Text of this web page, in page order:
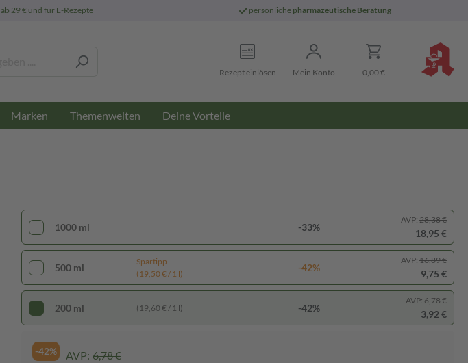
ab 29 € und für E-Rezepte persönliche pharmazeutische Beratung
Rezept einlösen Mein Konto 0,00 €
Marken Themenwelten Deine Vorteile
1000 ml -33%
AVP: 28,38 €
18,95 €
500 ml
Spartipp
(19,50 € / 1 l)
-42%
AVP: 16,89 €
9,75 €
200 ml (19,60 € / 1 l) -42%
AVP: 6,78 €
3,92 €
-42% AVP: 6,78 €